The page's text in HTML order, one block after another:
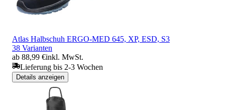
Atlas Halbschuh ERGO-MED 645, XP, ESD, S3
38 Varianten
ab 88,99 €inkl. MwSt.
Lieferung bis 2-3 Wochen
Details anzeigen